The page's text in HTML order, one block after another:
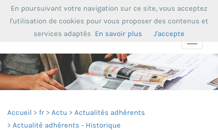
Toggle
Accueil fr Actu
Actualités adhérents
Actualité adhérents - Historique
En poursuivant votre navigation sur ce site, vous acceptez
l'utilisation de cookies pour vous proposer des contenus et
services adaptés En savoir plus J'accepte